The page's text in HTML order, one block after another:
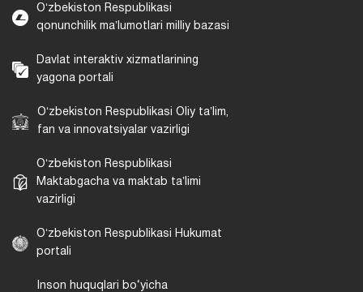
Oʻzbekiston Respublikasi
qonunchilik maʼlumotlari milliy bazasi
Davlat interaktiv xizmatlarining
yagona portali
Oʻzbekiston Respublikasi Oliy taʼlim,
fan va innovatsiyalar vazirligi
Oʻzbekiston Respublikasi
Maktabgacha va maktab taʼlimi
vazirligi
Oʻzbekiston Respublikasi Hukumat
portali
Inson huquqlari bo‘yicha